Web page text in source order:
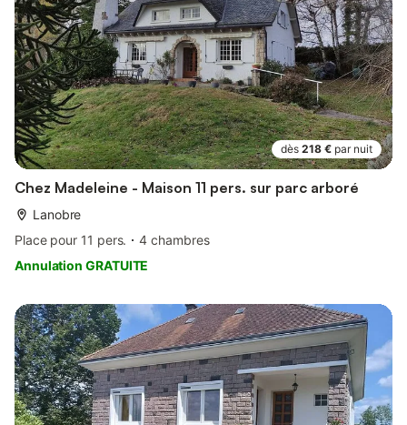
dès 218 € par nuit
Chez Madeleine - Maison 11 pers. sur parc arboré
Lanobre
Place pour 11 pers.
4 chambres
Annulation GRATUITE